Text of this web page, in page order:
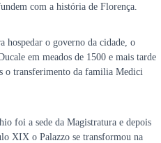
com a história de Florença.
o governo da cidade, o
em meados de 1500 e mais tarde
o transferimento da familia Medici
foi a sede da Magistratura e depois
XIX o Palazzo se transformou na